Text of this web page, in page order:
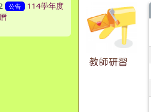
公告
114學年度
教師研習